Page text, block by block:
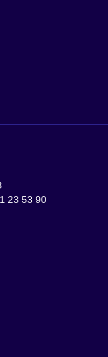
23 53 90